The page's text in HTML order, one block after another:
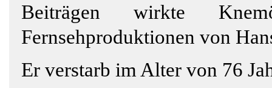
Beiträgen wirkte
Fernsehproduktionen von
Er verstarb im Alter von 76